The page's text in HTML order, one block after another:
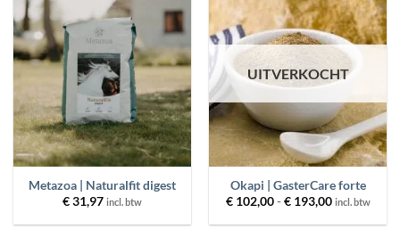
Toevoegen
aan
wenslijst
Metazoa | Naturalfit digest
€31,97 incl. btw
Toevoegen
aan
wenslijst
UITVERKOCHT
Okapi | GasterCare forte
€102,00 - €193,00Prijsklasse:
tot
incl. btw